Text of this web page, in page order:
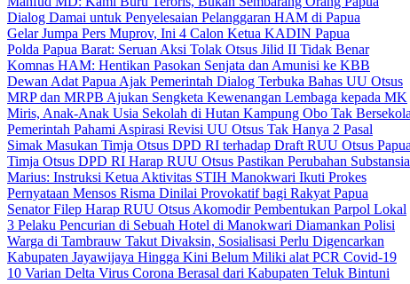
Dialog Damai untuk Penyelesaian Pelanggaran HAM di Papua
Gelar Jumpa Pers Muprov, Ini 4 Calon Ketua KADIN Papua
Polda Papua Barat: Seruan Aksi Tolak Otsus Jilid II Tidak Benar
Komnas HAM: Hentikan Pasokan Senjata dan Amunisi ke KBB
Dewan Adat Papua Ajak Pemerintah Dialog Terbuka Bahas UU Otsus
MRP dan MRPB Ajukan Sengketa Kewenangan Lembaga kepada MK
Miris, Anak-Anak Usia Sekolah di Hutan Kampung Obo Tak
Pemerintah Pahami Aspirasi Revisi UU Otsus Tak Hanya 2 Pasal
Simak Masukan Timja Otsus DPD RI terhadap Draft RUU Otsus Papua
Timja Otsus DPD RI Harap RUU Otsus Pastikan Perubahan
Marius: Instruksi Ketua Aktivitas STIH Manokwari Ikuti Prokes
Pernyataan Mensos Risma Dinilai Provokatif bagi Rakyat Papua
Senator Filep Harap RUU Otsus Akomodir Pembentukan Parpol Lokal
3 Pelaku Pencurian di Sebuah Hotel di Manokwari Diamankan Polisi
Warga di Tambrauw Takut Divaksin, Sosialisasi Perlu Digencarkan
Kabupaten Jayawijaya Hingga Kini Belum Miliki alat PCR Covid-19
10 Varian Delta Virus Corona Berasal dari Kabupaten Teluk Bintuni